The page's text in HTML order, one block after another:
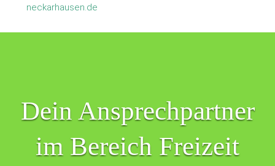
neckarhausen.de
Dein Ansprechpartner
im Bereich Freizeit